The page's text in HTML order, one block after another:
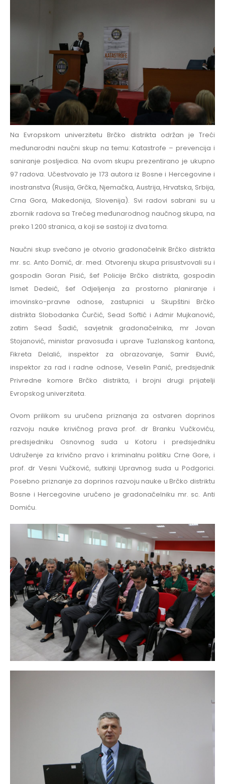
Na Evropskom univerzitetu Brčko distrikta održan je Treći
međunarodni naučni skup na temu: Katastrofe – prevencija i
saniranje posljedica. Na ovom skupu prezentirano je ukupno
97 radova. Učestvovalo je 173 autora iz Bosne i Hercegovine i
inostranstva (Rusija, Grčka, Njemačka, Austrija, Hrvatska, Srbija,
Crna Gora, Makedonija, Slovenija). Svi radovi sabrani su u
zbornik radova sa Trećeg međunarodnog naučnog skupa, na
preko 1.200 stranica, a koji se sastoji iz dva toma.
Naučni skup svečano je otvorio gradonačelnik Brčko distrikta
mr. sc. Anto Domić, dr. med. Otvorenju skupa prisustvovali su i
gospodin Goran Pisić, šef Policije Brčko distrikta, gospodin
Ismet Dedeić, šef Odjeljenja za prostorno planiranje i
imovinsko-pravne odnose, zastupnici u Skupštini Brčko
distrikta Slobodanka Ćurčić, Sead Softić i Admir Mujkanović,
zatim Sead Šadić, savjetnik gradonačelnika, mr Jovan
Stojanović, ministar pravosuđa i uprave Tuzlanskog kantona,
Fikreta Delalić, inspektor za obrazovanje, Samir Đuvić,
inspektor za rad i radne odnose, Veselin Panić, predsjednik
Privredne komore Brčko distrikta, i brojni drugi prijatelji
Evropskog univerziteta.
Ovom prilikom su uručena priznanja za ostvaren doprinos
razvoju nauke krivičnog prava prof. dr Branku Vučkoviću,
predsjedniku Osnovnog suda u Kotoru i predsjedniku
Udruženje za krivično pravo i kriminalnu politiku Crne Gore, i
prof. dr Vesni Vučković, sutkinji Upravnog suda u Podgorici.
Posebno priznanje za doprinos razvoju nauke u Brčko distriktu
Bosne i Hercegovine uručeno je gradonačelniku mr. sc. Anti
Domiću.